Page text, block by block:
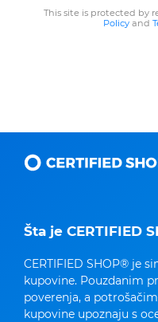
This site is protected by
Policyand
Šta je CERTIFIED
CERTIFIED SHOP® je
kupovine. Pouzdanim
poverenja, a
kupovine upoznaju s